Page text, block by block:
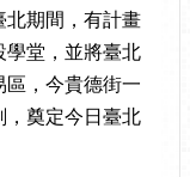
北期間，有計畫
學堂，並將臺北
區，今貴德街一
，奠定今日臺北